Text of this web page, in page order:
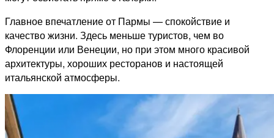
Главное впечатление от Пармы — спокойствие и
качество жизни. Здесь меньше туристов, чем во
Флоренции или Венеции, но при этом много красивой
архитектуры, хороших ресторанов и настоящей
итальянской атмосферы.